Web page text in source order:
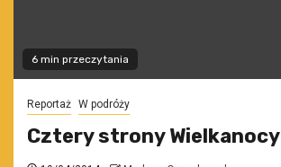
6 min przeczytania
Reportaż W podróży
Cztery strony Wielkanocy